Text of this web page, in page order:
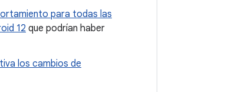
para todas las
12 que podrían haber
los cambios de